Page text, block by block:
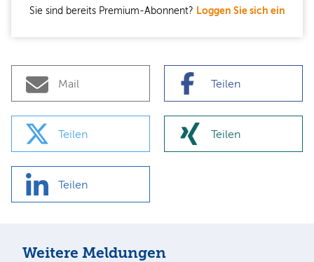
Sie sind bereits Premium-Abonnent? Loggen Sie sich ein
Mail Teilen
Teilen Teilen
Teilen
Weitere Meldungen